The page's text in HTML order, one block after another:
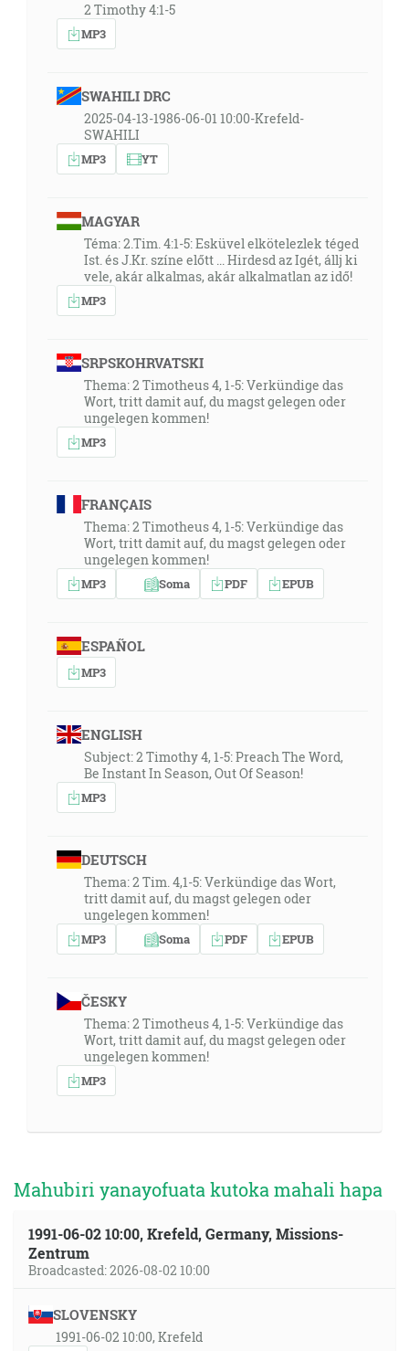
2 Timothy 4:1-5
MP3
SWAHILI DRC
2025-04-13-1986-06-01 10:00-Krefeld-
SWAHILI
MP3 YT
MAGYAR
Téma: 2.Tim. 4:1-5: Esküvel elkötelezlek téged
Ist. és J.Kr. színe előtt ... Hirdesd az Igét, állj ki
vele, akár alkalmas, akár alkalmatlan az idő!
MP3
SRPSKOHRVATSKI
Thema: 2 Timotheus 4, 1-5: Verkündige das
Wort, tritt damit auf, du magst gelegen oder
ungelegen kommen!
MP3
FRANÇAIS
Thema: 2 Timotheus 4, 1-5: Verkündige das
Wort, tritt damit auf, du magst gelegen oder
ungelegen kommen!
MP3 Soma PDF EPUB
ESPAÑOL
MP3
ENGLISH
Subject: 2 Timothy 4, 1-5: Preach The Word,
Be Instant In Season, Out Of Season!
MP3
DEUTSCH
Thema: 2 Tim. 4,1-5: Verkündige das Wort,
tritt damit auf, du magst gelegen oder
ungelegen kommen!
MP3 Soma PDF EPUB
ČESKY
Thema: 2 Timotheus 4, 1-5: Verkündige das
Wort, tritt damit auf, du magst gelegen oder
ungelegen kommen!
MP3
Mahubiri yanayofuata kutoka mahali hapa
1991-06-02 10:00, Krefeld, Germany, Missions-
Zentrum
Broadcasted: 2026-08-02 10:00
SLOVENSKY
1991-06-02 10:00, Krefeld